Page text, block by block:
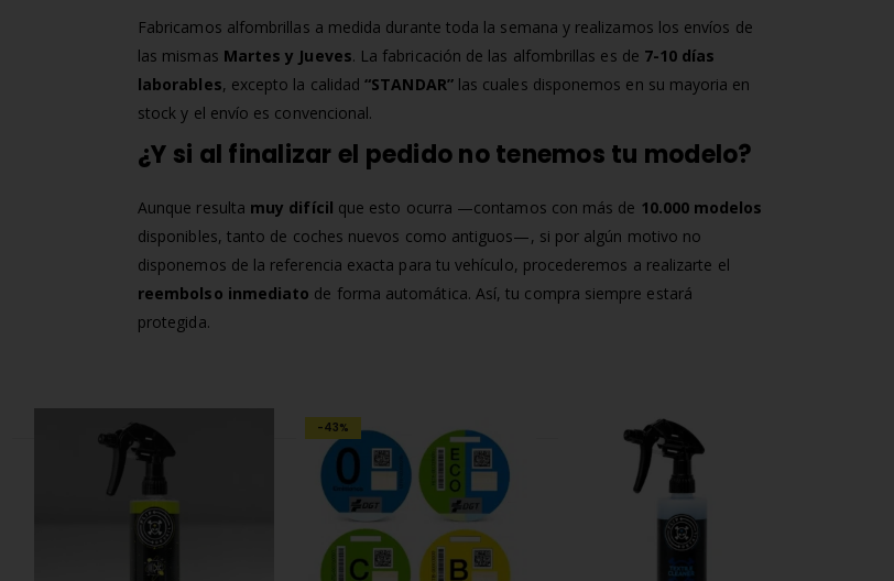
Fabricamos alfombrillas a medida durante toda la semana y realizamos los envíos de
las mismas Martes y Jueves. La fabricación de las alfombrillas es de 7-10 días
laborables, excepto la calidad“STANDAR”las cuales disponemos en su mayoria en
stock y el envío es convencional.
¿Y si al finalizar el pedido no tenemos tu modelo?
Aunque resulta muy difícil que esto ocurra —contamos con más de 10.000 modelos
disponibles, tanto de coches nuevos como antiguos—, si por algún motivo no
disponemos de la referencia exacta para tu vehículo, procederemos a realizarte el
reembolso inmediato de forma automática. Así, tu compra siempre estará
protegida.
-43%